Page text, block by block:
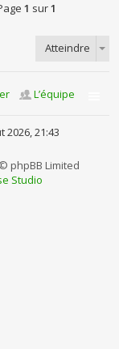
1 sur1
Atteindre
L’équipe
21:43
phpBB Limited
Studio